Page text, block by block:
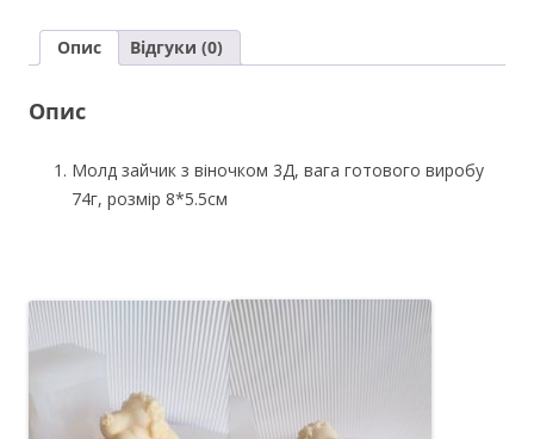
Опис Відгуки (0)
Опис
Молд зайчик з віночком 3Д, вага готового виробу
74г, розмір 8*5.5см